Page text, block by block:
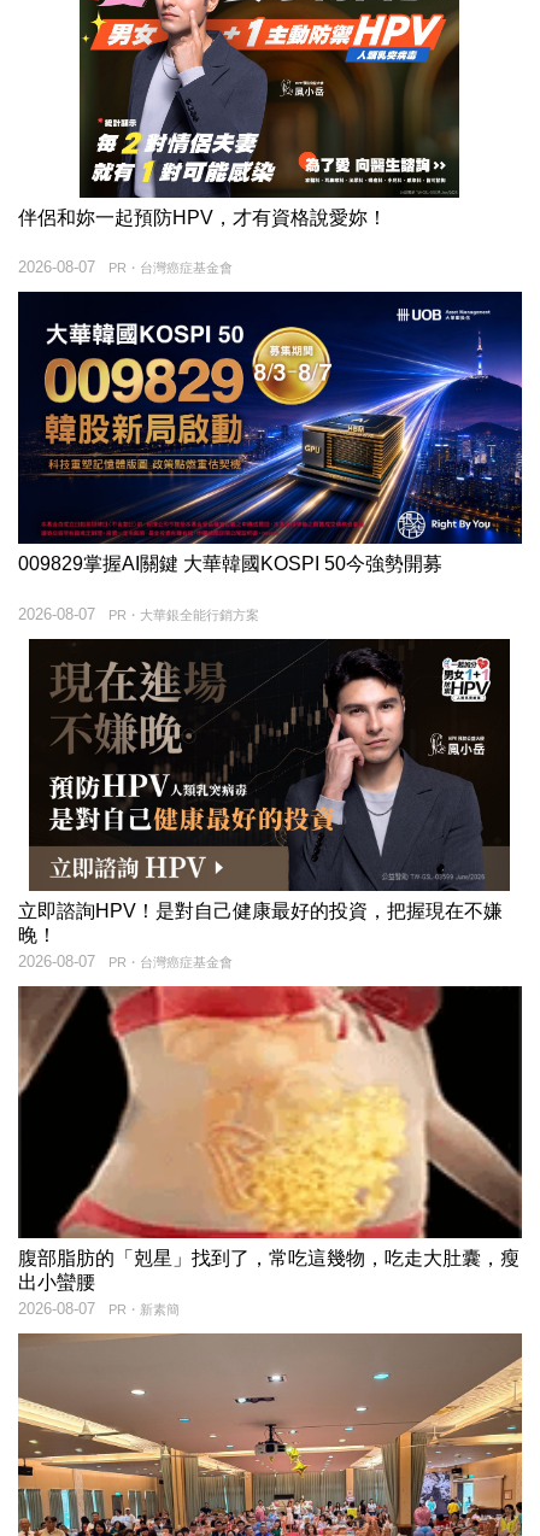
伴侶和妳一起預防HPV，才有資格說愛妳！
PR・台灣癌症基金會
2026-08-07
009829掌握AI關鍵 大華韓國KOSPI 50今強勢開募
PR・大華銀全能行銷方案
2026-08-07
立即諮詢HPV！是對自己健康最好的投資，把握現在不嫌
晚！
PR・台灣癌症基金會
2026-08-07
腹部脂肪的「剋星」找到了，常吃這幾物，吃走大肚囊，瘦
出小蠻腰
PR・新素簡
2026-08-07